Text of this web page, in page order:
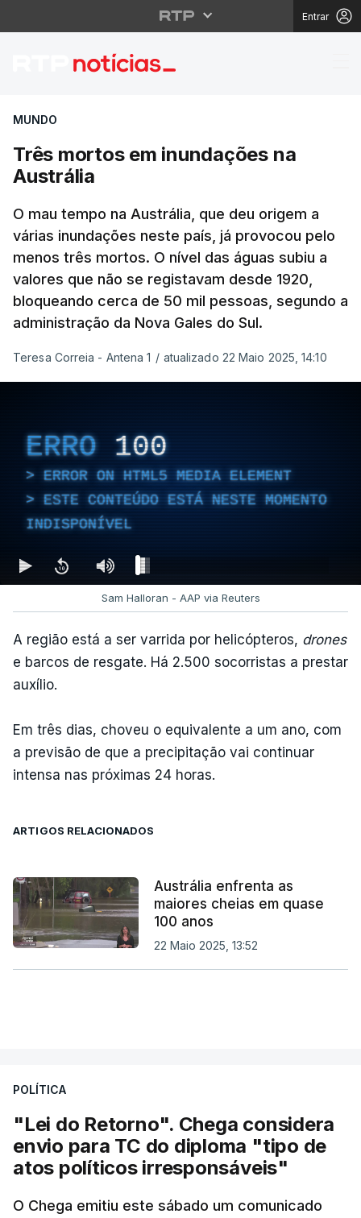
Entrar
Três mortos em
MUNDO
Três mortos em inundações na
Austrália
O mau tempo na Austrália, que deu origem a
várias inundações neste país, já provocou pelo
menos três mortos. O nível das águas subiu a
valores que não se registavam desde 1920,
bloqueando cerca de 50 mil pessoas, segundo a
administração da Nova Gales do Sul.
Teresa Correia - Antena 1 / atualizado 22 Maio 2025, 14:10
ERRO 100
ERROR ON HTML5 MEDIA ELEMENT
ESTE CONTEÚDO ESTÁ NESTE MOMENTO
INDISPONÍVEL
Sam Halloran - AAP via Reuters
A região está a ser varrida por helicópteros, drones
e barcos de resgate. Há 2.500 socorristas a prestar
auxílio.
Em três dias, choveu o equivalente a um ano, com
a previsão de que a precipitação vai continuar
intensa nas próximas 24 horas.
ARTIGOS RELACIONADOS
Austrália enfrenta as
maiores cheias em quase
100 anos
22 Maio 2025, 13:52
POLÍTICA
"Lei do Retorno". Chega considera
envio para TC do diploma "tipo de
atos políticos irresponsáveis"
O Chega emitiu este sábado um comunicado